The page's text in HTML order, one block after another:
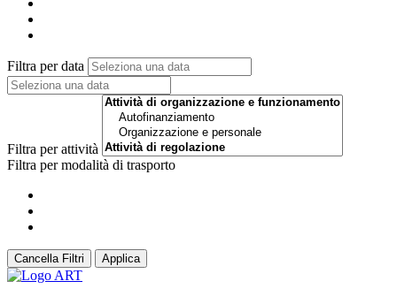
Filtra per data
Filtra per attività
Filtra per modalità di trasporto
Cancella Filtri Applica